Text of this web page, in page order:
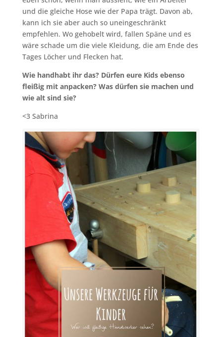
und die gleiche Hose wie der Papa trägt. Davon ab,
kann ich sie aber auch so uneingeschränkt
empfehlen. Wo gehobelt wird, fallen Späne und es
wäre schade um die viele Kleidung, die am Ende des
Tages Löcher und Flecken hat.
Wie handhabt ihr das? Dürfen eure Kids ebenso
fleißig mit anpacken? Was dürfen sie machen und
wie alt sind sie?
<3 Sabrina